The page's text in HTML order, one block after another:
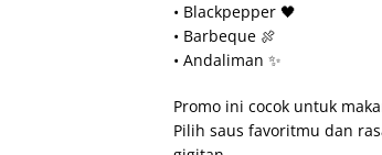
• Blackpepper 🖤
• Barbeque 🍖
• Andaliman ✨
Promo ini cocok untuk
Pilih saus favoritmu dan